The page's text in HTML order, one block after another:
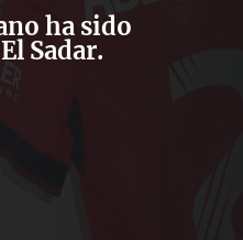
ha sido
Sadar.